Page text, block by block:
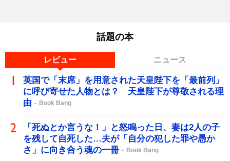
話題の本
レビュー ニュース
英国で「末席」を用意された天皇陛下を「最前列」
に呼び寄せた人物とは？ 天皇陛下が尊敬される理
由
Book Bang
「死ぬとか言うな！」と怒鳴った日、妻は2人の子
を残して自死した…夫が「自分の犯した罪や愚か
さ」に向き合う魂の一冊
Book Bang